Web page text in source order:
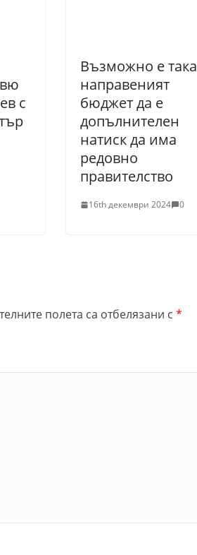
с
Възможно е така
направеният
бюджет да е
допълнителен
натиск да има
редовно
правителство
16th декември 2024 0
полета са отбелязани с *